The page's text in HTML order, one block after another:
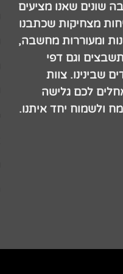
שונים שאנו מציעים
מצחיקות שכתבנו
ומעוררות מחשבה,
וגם דפי
שבינינו. צוות
לכם גלישה
ולשמוח יחד איתנו.